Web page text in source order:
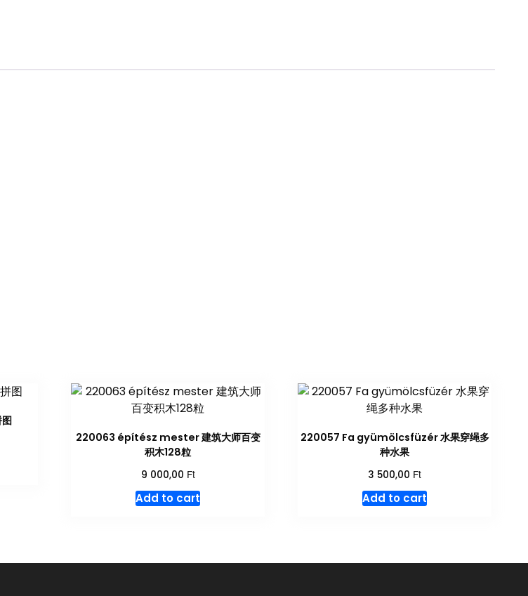
戏
220063 építész mester 建筑大师百变
积木128粒
9 000,00 Ft
Add to cart
220057 Fa gyümölcsfüzér 水果穿绳多
种水果
3 500,00 Ft
Add to cart